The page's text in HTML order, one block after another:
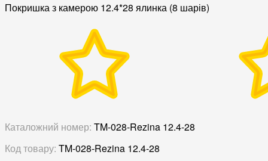
Покришка з камерою 12.4*28 ялинка (8 шарів)
Каталожний номер: TM-028-Rezina 12.4-28
Код товару: TM-028-Rezina 12.4-28